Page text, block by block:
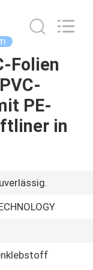
Folien
PE-
in